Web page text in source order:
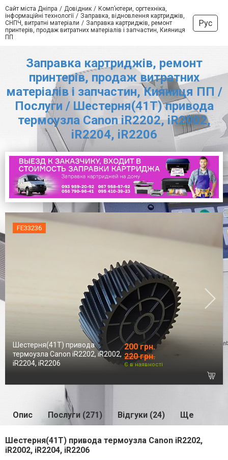
Сайт міста Дніпра Довідник
Комп’ютери, оргтехніка,
інформаційні технології
Заправка, відновлення картриджів,
СНПЧ, витратні матеріали
Заправка картриджів, ремонт
принтерів, продаж витратних матеріалів і запчастин, Кияниця
ПП
Рус
Заправка картриджів, ремонт
принтерів, продаж витратних
матеріалів і запчастин, Кияниця ПП /
Послуги / Шестерня(41Т) привода
термоузла Canon iR2202, iR2002,
iR2204, iR2206
FE33236
Шестерня(41Т) привода
термоузла Canon iR2202, iR2002,
iR2204, iR2206
200 грн.
220 грн.
Є в наявності
Опис Послуги (271) Відгуки (24) Ще
Шестерня(41Т) привода термоузла Canon iR2202,
iR2002, iR2204, iR2206